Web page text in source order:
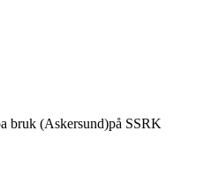
bruk (Askersund)på SSRK